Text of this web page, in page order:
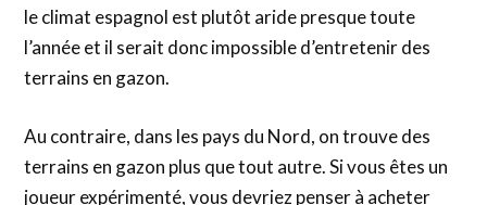
le climat espagnol est plutôt aride presque toute
l’année et il serait donc impossible d’entretenir des
terrains en gazon.
Au contraire, dans les pays du Nord, on trouve des
terrains en gazon plus que tout autre. Si vous êtes un
joueur expérimenté, vous devriez penser à acheter